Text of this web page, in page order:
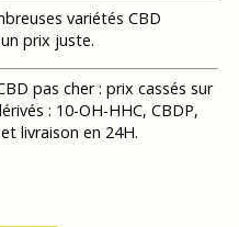
variétés CBD
prix juste.
pas cher : prix cassés sur
: 10-OH-HHC, CBDP,
livraison en 24H.